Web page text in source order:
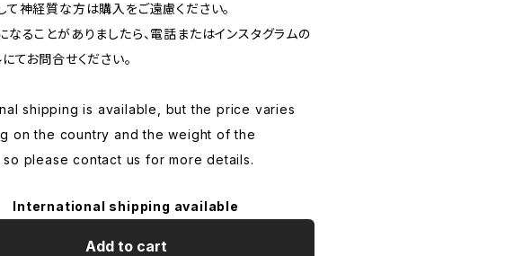
て神経質な方は購入をご遠慮ください。
なることがありましたら、電話またはインスタグラムの
てお問合せください。
shipping is available, but the price varies
on the country and the weight of the
please contact us for more details.
International shipping available
Add to cart